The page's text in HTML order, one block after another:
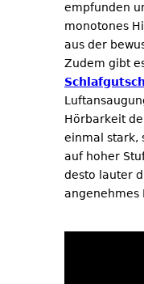
empfunden
monotones
aus der
Zudem gibt
Hörbarkeit
einmal stark,
auf hoher
desto lauter
angenehmes